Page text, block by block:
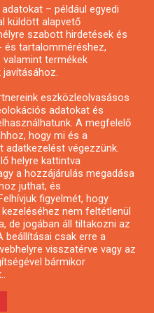
hírlevél
– például egyedi
küldött alapvető
szabott hirdetések és
és tartalomméréshez,
termékek
eszközleolvasásos
adatokat és
A megfelelő
hogy mi és a
adatkezelést végezzünk.
helyre kattintva
a hozzájárulás megadása
juthat, és
figyelmét, hogy
nem feltétlenül
de jogában áll tiltakozni az
beállításai csak erre a
visszatérve vagy az
bármikor